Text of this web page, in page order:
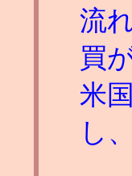
流
買
米
し